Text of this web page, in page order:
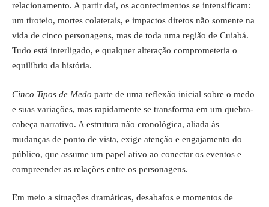
relacionamento. A partir daí, os acontecimentos se intensificam:
um tiroteio, mortes colaterais, e impactos diretos não somente na
vida de cinco personagens, mas de toda uma região de Cuiabá.
Tudo está interligado, e qualquer alteração comprometeria o
equilíbrio da história.
Cinco Tipos de Medo parte de uma reflexão inicial sobre o medo
e suas variações, mas rapidamente se transforma em um quebra-
cabeça narrativo. A estrutura não cronológica, aliada às
mudanças de ponto de vista, exige atenção e engajamento do
público, que assume um papel ativo ao conectar os eventos e
compreender as relações entre os personagens.
Em meio a situações dramáticas, desabafos e momentos de